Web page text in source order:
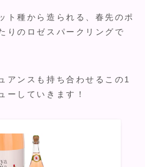
ト種から造られる、春先のポ
りのロゼスパークリングで
アンスも持ち合わせるこの1
ーしていきます！